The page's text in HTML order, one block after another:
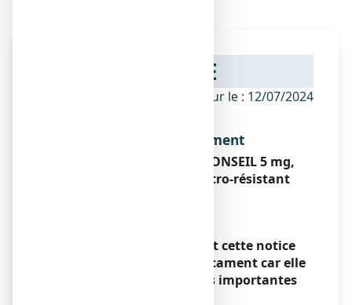
NOTICE
ANSM - Mis à jour le : 12/07/2024
Dénomination du médicament
BISACODYL EG LABO CONSEIL 5 mg,
comprimé enrobé gastro-résistant
Veuillez lire attentivement cette notice
avant de prendre ce médicament car elle
contient des informations importantes